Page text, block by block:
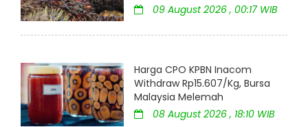
09 August 2026 , 00:17 WIB
Harga CPO KPBN Inacom
Withdraw Rp15.607/Kg, Bursa
Malaysia Melemah
08 August 2026 , 18:10 WIB